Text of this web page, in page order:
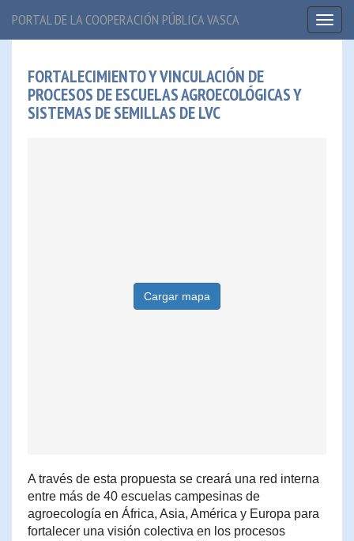
PORTAL DE LA COOPERACIÓN PÚBLICA VASCA
FORTALECIMIENTO Y VINCULACIÓN DE
PROCESOS DE ESCUELAS AGROECOLÓGICAS Y
SISTEMAS DE SEMILLAS DE LVC
Cargar mapa
A través de esta propuesta se creará una red interna
entre más de 40 escuelas campesinas de
agroecología en África, Asia, América y Europa para
fortalecer una visión colectiva en los procesos